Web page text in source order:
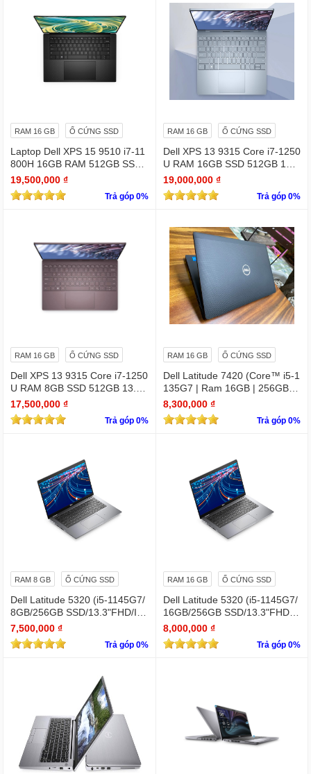
RAM 16 GB Ổ CỨNG SSD
Laptop Dell XPS 15 9510 i7-11
800H 16GB RAM 512GB SSD
RTX 3050 15.6 inches 4K Touc
hscreen
19,500,000 ₫
Trả góp 0%
RAM 16 GB Ổ CỨNG SSD
Dell XPS 13 9315 Core i7-1250
U RAM 16GB SSD 512GB 13.
4" 4K Touchscreen
19,000,000 ₫
Trả góp 0%
RAM 16 GB Ổ CỨNG SSD
Dell XPS 13 9315 Core i7-1250
U RAM 8GB SSD 512GB 13.4"
4K Touchscreen
17,500,000 ₫
Trả góp 0%
RAM 16 GB Ổ CỨNG SSD
Dell Latitude 7420 (Core™ i5-1
135G7 | Ram 16GB | 256GB S
SD | 14.0inch FHD)
8,300,000 ₫
Trả góp 0%
RAM 8 GB Ổ CỨNG SSD
Dell Latitude 5320 (i5-1145G7/
8GB/256GB SSD/13.3"FHD/Iris
Xe Graphics/Win11Pro)
7,500,000 ₫
Trả góp 0%
RAM 16 GB Ổ CỨNG SSD
Dell Latitude 5320 (i5-1145G7/
16GB/256GB SSD/13.3"FHD/Iri
s Xe Graphics/Win11Pro)
8,000,000 ₫
Trả góp 0%